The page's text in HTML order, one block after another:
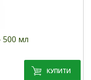
соусів,
риби
(нерафінована)
500 мл